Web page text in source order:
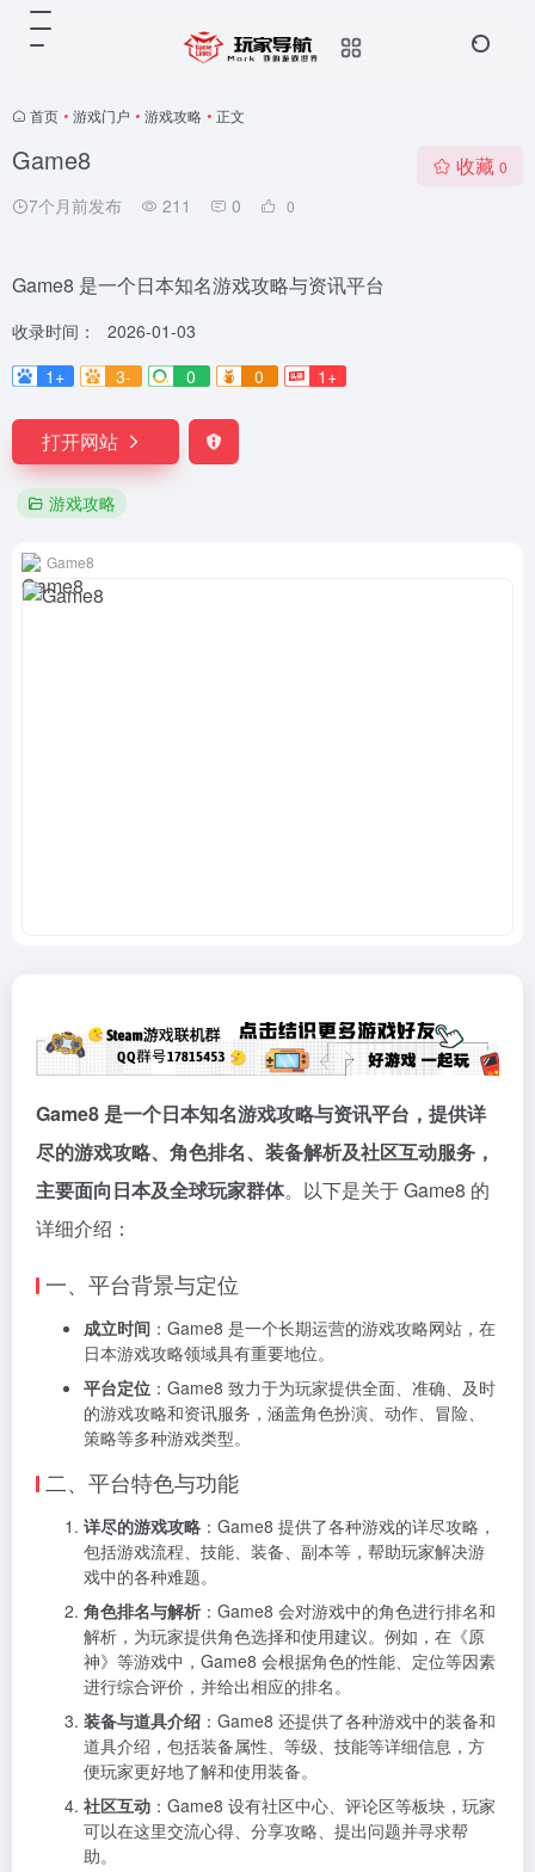
首页 • 游戏门户 • 游戏攻略 • 正文
Game8
7个月前发布 211 0 0
收藏 0
Game8 是一个日本知名游戏攻略与资讯平台
收录时间：
2026-01-03
1+
3- 0 0 1+
打开网站
游戏攻略
Game8
Game8 是一个日本知名游戏攻略与资讯平台，提供详
尽的游戏攻略、角色排名、装备解析及社区互动服务，
主要面向日本及全球玩家群体。以下是关于 Game8 的
详细介绍：
一、平台背景与定位
成立时间 ：Game8 是一个长期运营的游戏攻略网站，在
日本游戏攻略领域具有重要地位。
平台定位 ：Game8 致力于为玩家提供全面、准确、及时
的游戏攻略和资讯服务，涵盖角色扮演、动作、冒险、
策略等多种游戏类型。
二、平台特色与功能
详尽的游戏攻略 ：Game8 提供了各种游戏的详尽攻略，
包括游戏流程、技能、装备、副本等，帮助玩家解决游
戏中的各种难题。
角色排名与解析 ：Game8 会对游戏中的角色进行排名和
解析，为玩家提供角色选择和使用建议。例如，在《原
神》等游戏中，Game8 会根据角色的性能、定位等因素
进行综合评价，并给出相应的排名。
装备与道具介绍 ：Game8 还提供了各种游戏中的装备和
道具介绍，包括装备属性、等级、技能等详细信息，方
便玩家更好地了解和使用装备。
社区互动 ：Game8 设有社区中心、评论区等板块，玩家
可以在这里交流心得、分享攻略、提出问题并寻求帮
助。